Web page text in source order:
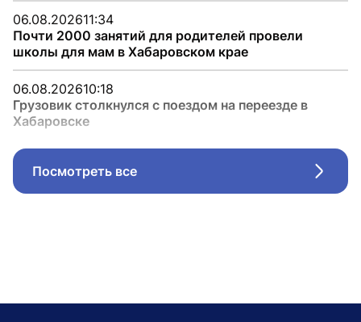
06.08.202611:34
Почти 2000 занятий для родителей провели
школы для мам в Хабаровском крае
06.08.202610:18
Грузовик столкнулся с поездом на переезде в
Хабаровске
Посмотреть все